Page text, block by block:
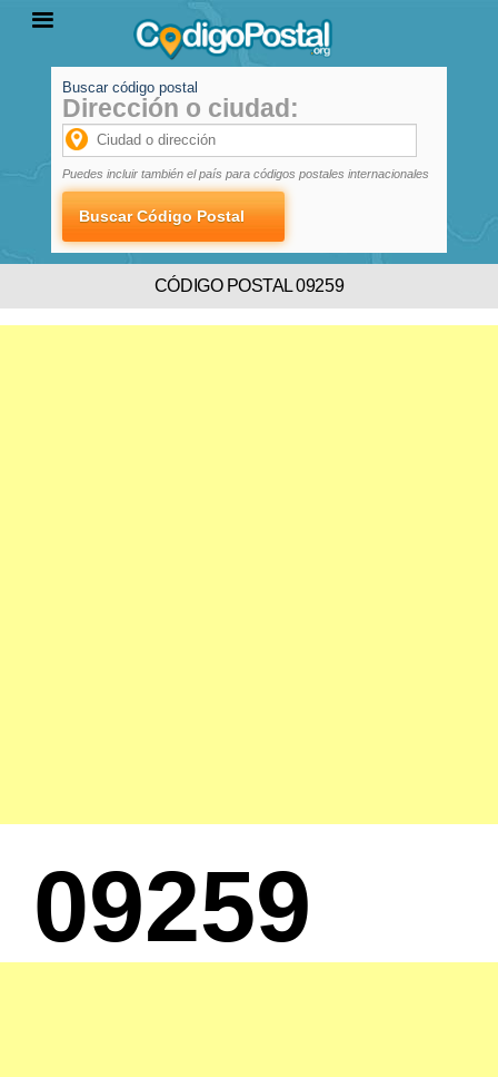
PROVINCIAS
LOCALIDADES
Buscar código postal
Dirección o ciudad:
Puedes incluir también el país para códigos postales internacionales
CÓDIGO POSTAL 09259
09259